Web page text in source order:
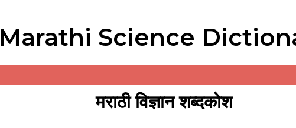
Marathi Science
मराठी विज्ञान शब्दकोश